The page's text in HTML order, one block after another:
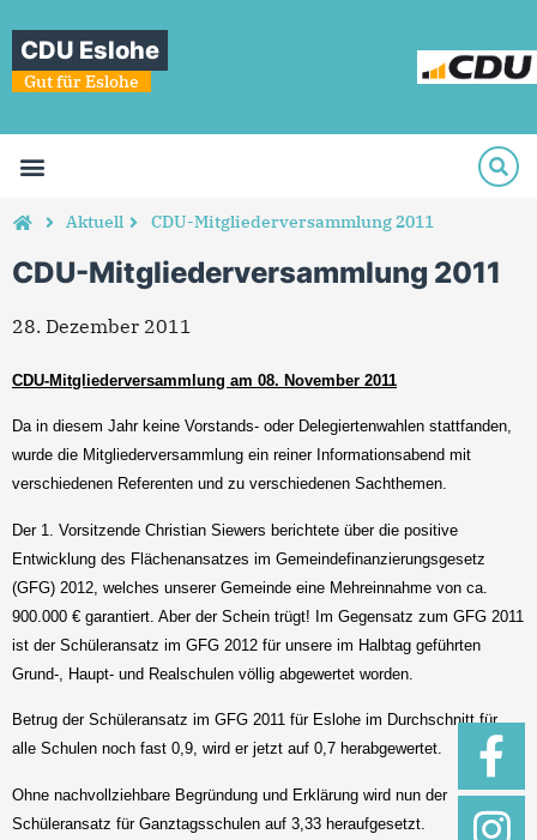
CDU Eslohe
Gut für Eslohe
Aktuell CDU-Mitgliederversammlung 2011
CDU-Mitgliederversammlung 2011
28. Dezember 2011
CDU-Mitgliederversammlung am 08. November 2011
Da in diesem Jahr keine Vorstands- oder Delegiertenwahlen stattfanden,
wurde die Mitgliederversammlung ein reiner Informationsabend mit
verschiedenen Referenten und zu verschiedenen Sachthemen.
Der 1. Vorsitzende Christian Siewers berichtete über die positive
Entwicklung des Flächenansatzes im Gemeindefinanzierungsgesetz
(GFG) 2012, welches unserer Gemeinde eine Mehreinnahme von ca.
900.000 € garantiert. Aber der Schein trügt! Im Gegensatz zum GFG 2011
ist der Schüleransatz im GFG 2012 für unsere im Halbtag geführten
Grund-, Haupt- und Realschulen völlig abgewertet worden.
Betrug der Schüleransatz im GFG 2011 für Eslohe im Durchschnitt für
alle Schulen noch fast 0,9, wird er jetzt auf 0,7 herabgewertet.
Ohne nachvollziehbare Begründung und Erklärung wird nun der
Schüleransatz für Ganztagsschulen auf 3,33 heraufgesetzt.